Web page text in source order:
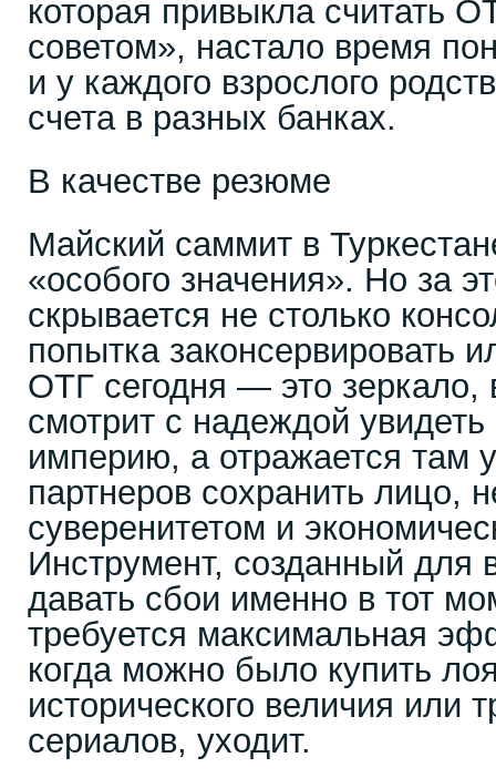
которая привыкла считать
советом», настало время
и у каждого взрослого
счета в разных банках.
В качестве резюме
Майский саммит в
«особого значения». Но за
скрывается не столько
попытка законсервировать
ОТГ сегодня — это зеркало,
смотрит с надеждой
империю, а отражается там
партнеров сохранить лицо,
суверенитетом и
Инструмент, созданный для
давать сбои именно в тот
требуется максимальная
когда можно было купить
исторического величия или
сериалов, уходит.